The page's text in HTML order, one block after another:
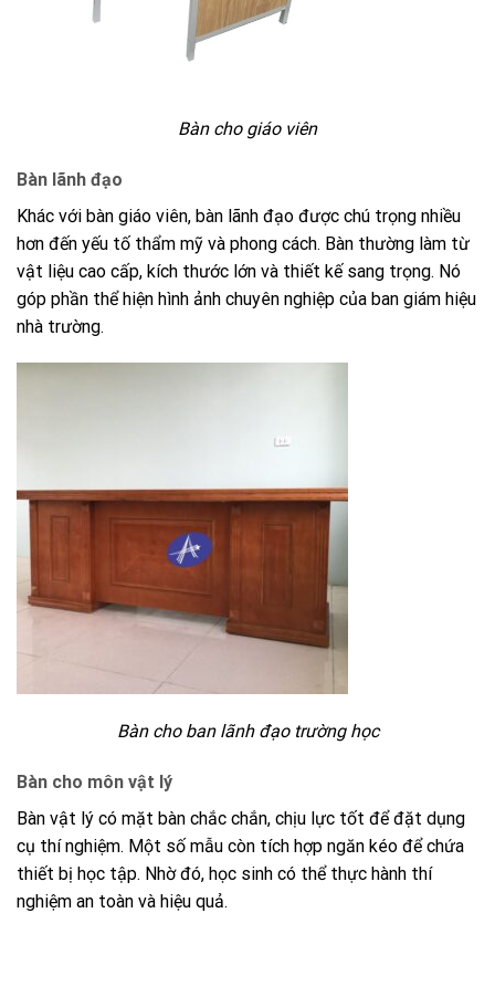
Bàn cho giáo viên
Bàn lãnh đạo
Khác với bàn giáo viên, bàn lãnh đạo được chú trọng nhiều
hơn đến yếu tố thẩm mỹ và phong cách. Bàn thường làm từ
vật liệu cao cấp, kích thước lớn và thiết kế sang trọng. Nó
góp phần thể hiện hình ảnh chuyên nghiệp của ban giám hiệu
nhà trường.
Bàn cho ban lãnh đạo trường học
Bàn cho môn vật lý
Bàn vật lý có mặt bàn chắc chắn, chịu lực tốt để đặt dụng
cụ thí nghiệm. Một số mẫu còn tích hợp ngăn kéo để chứa
thiết bị học tập. Nhờ đó, học sinh có thể thực hành thí
nghiệm an toàn và hiệu quả.